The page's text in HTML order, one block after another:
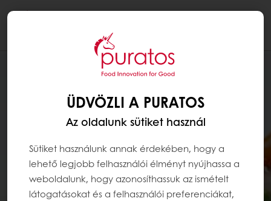
ÜDVÖZLI A PURATOS
Az oldalunk sütiket használ
Sütiket használunk annak érdekében, hogy a
lehető legjobb felhasználói élményt nyújhassa a
weboldalunk, hogy azonosíthassuk az ismételt
látogatásokat és a felhasználói preferenciákat,